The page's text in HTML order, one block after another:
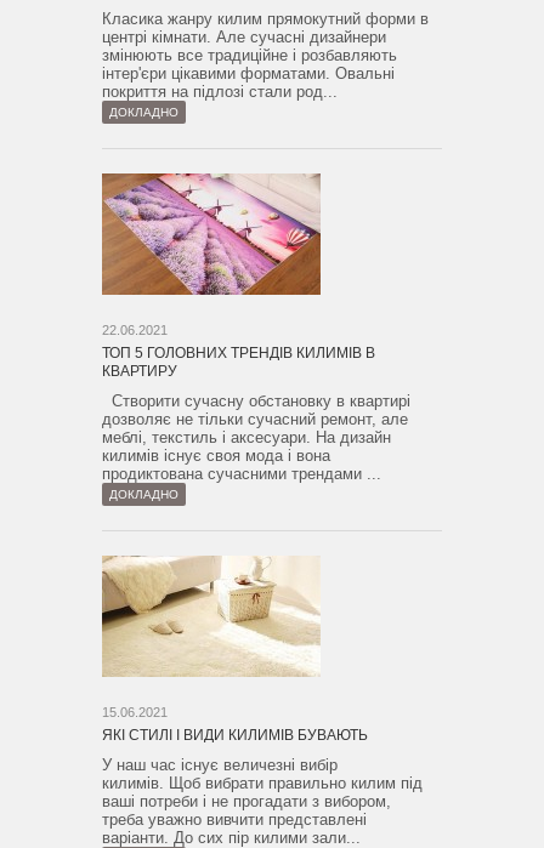
Класика жанру килим прямокутний форми в
центрі кімнати. Але сучасні дизайнери
змінюють все традиційне і розбавляють
інтер'єри цікавими форматами. Овальні
покриття на підлозі стали род...
ДОКЛАДНО
22.06.2021
ТОП 5 ГОЛОВНИХ ТРЕНДІВ КИЛИМІВ В
КВАРТИРУ
Створити сучасну обстановку в квартирі
дозволяє не тільки сучасний ремонт, але
меблі, текстиль і аксесуари. На дизайн
килимів існує своя мода і вона
продиктована сучасними трендами ...
ДОКЛАДНО
15.06.2021
ЯКІ СТИЛІ І ВИДИ КИЛИМІВ БУВАЮТЬ
У наш час існує величезні вибір
килимів. Щоб вибрати правильно килим під
ваші потреби і не прогадати з вибором,
треба уважно вивчити представлені
варіанти. До сих пір килими зали...